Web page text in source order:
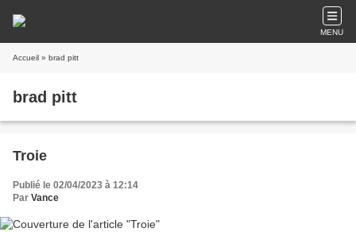
MENU
Accueil » brad pitt
brad pitt
Troie
Publié le 02/04/2023 à 12:14
Par Vance